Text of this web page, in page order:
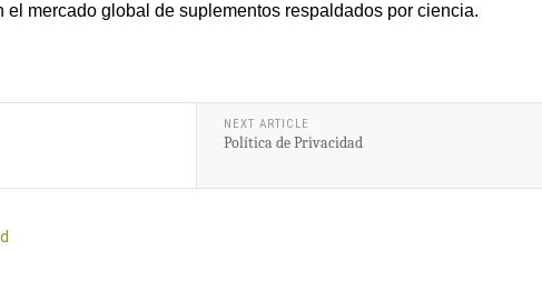
mercado global de suplementos respaldados por ciencia.
NEXT ARTICLE
Política de Privacidad